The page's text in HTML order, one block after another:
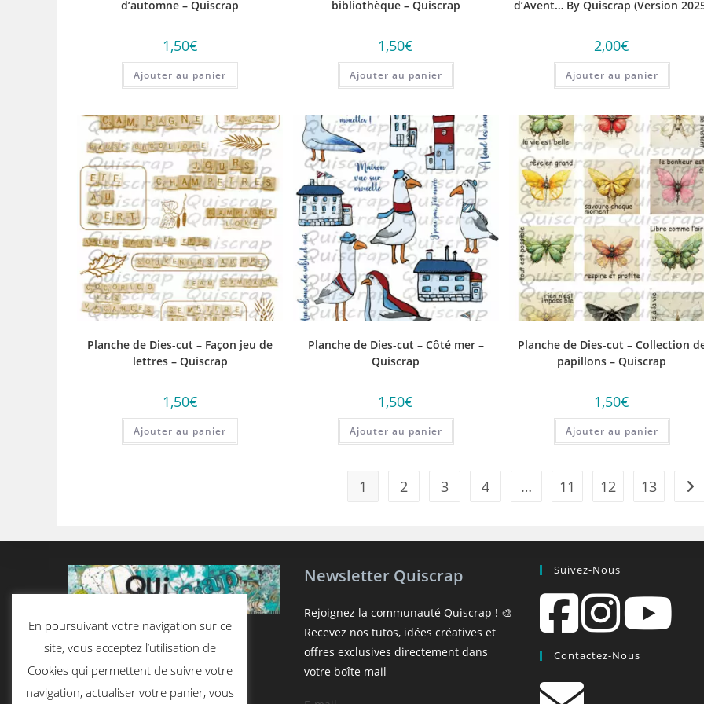
d’automne – Quiscrap
1,50€
Ajouter au panier
bibliothèque – Quiscrap
1,50€
Ajouter au panier
d’Avent… By Quiscrap (Version
2,00€
Ajouter au panier
Planche de Dies-cut – Façon jeu de
lettres – Quiscrap
1,50€
Ajouter au panier
Planche de Dies-cut – Côté mer –
Quiscrap
1,50€
Ajouter au panier
Planche de Dies-cut – Collection
papillons – Quiscrap
1,50€
Ajouter au panier
1 2 3 4 … 11 12 13
Newsletter Quiscrap
Rejoignez la communauté Quiscrap ! 🎨
Recevez nos tutos, idées créatives et
offres exclusives directement dans
votre boîte mail
Suivez-Nous
Contactez-Nous
En poursuivant votre navigation sur ce
site, vous acceptez l’utilisation de
Cookies qui permettent de suivre votre
navigation, actualiser votre panier, vous